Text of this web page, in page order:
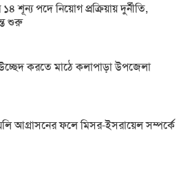
শূন্য পদে নিয়োগ প্রক্রিয়ায় দুর্নীতি,
শুরু
করতে মাঠে কলাপাড়া উপজেলা
আগ্রাসনের ফলে মিসর-ইসরায়েল সম্পর্কে